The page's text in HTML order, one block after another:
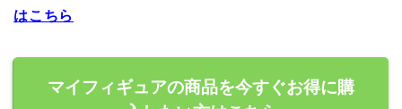
はこちら
マイフィギュアの商品を今すぐお得に購